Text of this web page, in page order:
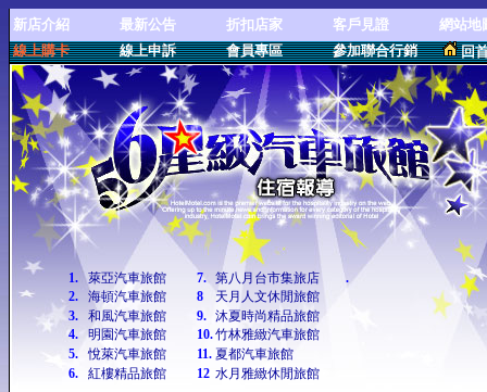
新店介紹 最新公告 折扣店家 客戶見證
網站地
線上購卡
線上申訴 會員專區 參加聯合行銷 回
1. 萊亞汽車旅館 7. 第八月台市集旅店
.
2.
海頓汽車旅館 8
天月人文休閒旅館
3.
和風汽車旅館 9.
沐夏時尚精品旅館
4.
明園汽車旅館 10.竹林雅緻汽車旅館
5.
悅萊汽車旅館 11. 夏都汽車旅館
6.
紅樓精品旅館 12 水月雅緻休閒旅館